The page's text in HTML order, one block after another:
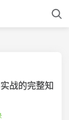
战的完整知